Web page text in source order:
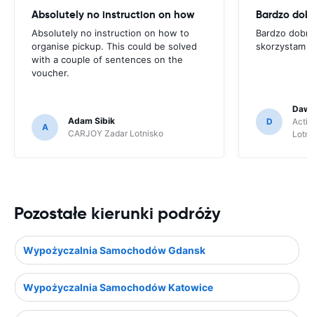
Absolutely no instruction on how
Absolutely no instruction on how to
organise pickup. This could be solved
with a couple of sentences on the
voucher.
A
Adam Sibik
CARJOY Zadar Lotnisko
Bardzo
skorzystam
D
Pozostałe kierunki podróży
Wypożyczalnia Samochodów Gdansk
Wypożyczalnia Samochodów Katowice